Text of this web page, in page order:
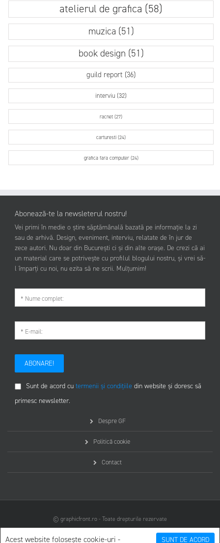
SUNT DE ACORD
Acest website folosește cookie-uri -
atelierul de grafica (58)
muzica (51)
book design (51)
guild report (36)
interviu (32)
racnet (27)
carturesti (24)
grafica fara computer (24)
Abonează-te la newsleterul nostru!
Vei primi în medie o știre săptămânală bazată pe informație la zi
sau de arhivă. Design, eveniment, interviu, relatate de în jur de
zece autori. Nu doar din București ci și din alte orașe. De crezi că ai
un material care se potrivește cu profilul blogului nostru, și vrei să-
l împarți cu noi, nu ezita să ne scrii. Mulțumim!
ABONARE!
Sunt de acord cu termenii și condițiile din website și doresc să
primesc newsletter.
Despre GF
Politică cookie
Contact
© graphicfront.ro - Toate drepturile rezervate